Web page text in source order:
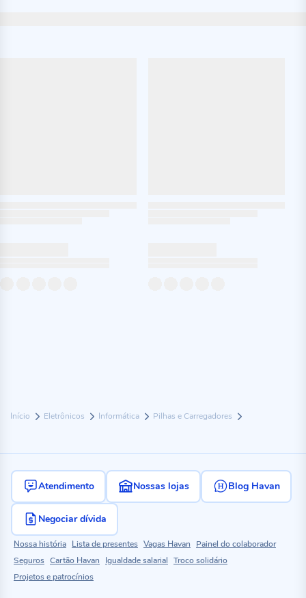
Início Eletrônicos Informática Pilhas e Carregadores
Atendimento Nossas lojas Blog Havan
Negociar dívida
Nossa história Lista de presentes Vagas Havan
Painel do colaborador
Seguros Cartão Havan Igualdade salarial Troco solidário
Projetos e patrocínios